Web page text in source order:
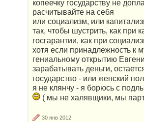
копеечку государству не
расчитывайте на себя
или социализм, или
так, чтобы шустрить, как при
госгарантии, как при
хотя если принадлежность к
гениальному открытию
зарабатывать деньги,
государство - или женский пол
я не клянчу - я борюсь с
( мы не халявщики, мы
30 янв 2012